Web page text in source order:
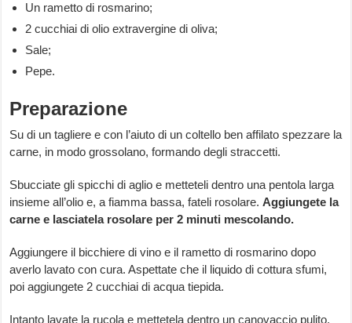
Un rametto di rosmarino;
2 cucchiai di olio extravergine di oliva;
Sale;
Pepe.
Preparazione
Su di un tagliere e con l’aiuto di un coltello ben affilato spezzare la
carne, in modo grossolano, formando degli straccetti.
Sbucciate gli spicchi di aglio e metteteli dentro una pentola larga
insieme all’olio e, a fiamma bassa, fateli rosolare. Aggiungete la
carne e lasciatela rosolare per 2 minuti mescolando.
Aggiungere il bicchiere di vino e il rametto di rosmarino dopo
averlo lavato con cura. Aspettate che il liquido di cottura sfumi,
poi aggiungete 2 cucchiai di acqua tiepida.
Intanto lavate la rucola e mettetela dentro un canovaccio pulito.